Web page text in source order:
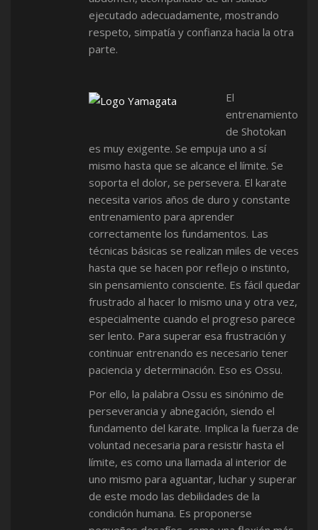
ejecutado adecuadamente, mostrando
respeto, simpatía y confianza hacia la otra
parte.
El
entrenamiento
de Shotokan
es muy exigente. Se empuja uno a sí
mismo hasta que se alcance el límite. Se
soporta el dolor, se persevera. El karate
necesita varios años de duro y constante
entrenamiento para aprender
correctamente los fundamentos. Las
técnicas básicas se realizan miles de veces
hasta que se hacen por reflejo o instinto,
sin pensamiento consciente. Es fácil quedar
frustrado al hacer lo mismo una y otra vez,
especialmente cuando el progreso parece
ser lento. Para superar esa frustración y
continuar entrenando es necesario tener
paciencia y determinación. Eso es Ossu.
Por ello, la palabra Ossu es sinónimo de
perseverancia y abnegación, siendo el
fundamento del karate. Implica la fuerza de
voluntad necesaria para resistir hasta el
límite, es como una llamada al interior de
uno mismo para aguantar, luchar y superar
de este modo las debilidades de la
condición humana. Es proponerse